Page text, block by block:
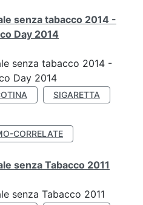
senza tabacco 2014 -
Day 2014
senza tabacco 2014 -
Day 2014
SIGARETTA
CORRELATE
senza Tabacco 2011
senza Tabacco 2011